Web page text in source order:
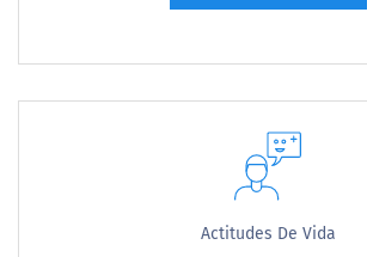
Actitudes De Vida